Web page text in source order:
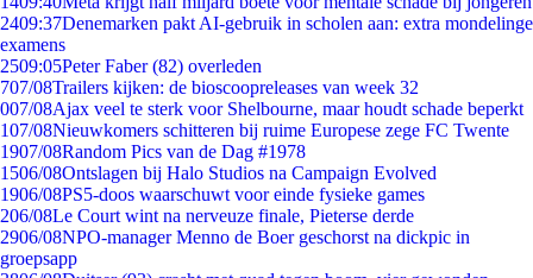
2409:37Denemarken pakt AI-gebruik in scholen aan: extra mondelinge
examens
2509:05Peter Faber (82) overleden
707/08Trailers kijken: de bioscoopreleases van week 32
007/08Ajax veel te sterk voor Shelbourne, maar houdt schade beperkt
107/08Nieuwkomers schitteren bij ruime Europese zege FC Twente
1907/08Random Pics van de Dag #1978
1506/08Ontslagen bij Halo Studios na Campaign Evolved
1906/08PS5-doos waarschuwt voor einde fysieke games
206/08Le Court wint na nerveuze finale, Pieterse derde
2906/08NPO-manager Menno de Boer geschorst na dickpic in
groepsapp